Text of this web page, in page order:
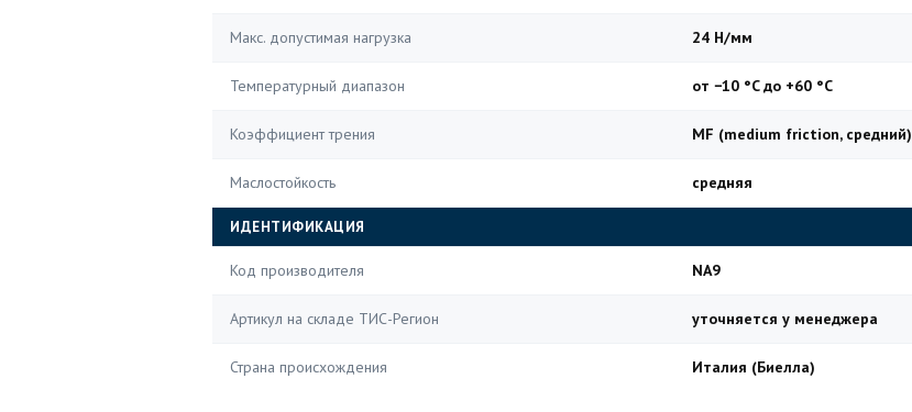
Макс. допустимая нагрузка 24 Н/мм
Температурный диапазон от −10 °C до +60 °C
Коэффициент трения MF (medium friction, средний)
Маслостойкость средняя
ИДЕНТИФИКАЦИЯ
Код производителя NA9
Артикул на складе ТИС-Регион уточняется у менеджера
Страна происхождения Италия (Биелла)